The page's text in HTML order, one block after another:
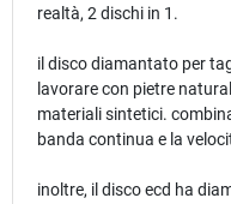
realtà, 2 dischi in 1.
il disco diamantato per
lavorare con pietre
materiali sintetici.
banda continua e la
inoltre, il disco ecd ha